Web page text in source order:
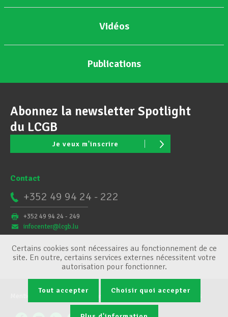
Vidéos
Publications
Abonnez la newsletter Spotlight
du LCGB
Je veux m'inscrire
Contact
+352 49 94 24 - 222
+352 49 94 24 - 249
infocenter@lcgb.lu
Conditions générales Gestion des cookies
Certains cookies sont nécessaires au fonctionnement de ce
site. En outre, certains services externes nécessitent votre
autorisation pour fonctionner.
Tout accepter Choisir quoi accepter